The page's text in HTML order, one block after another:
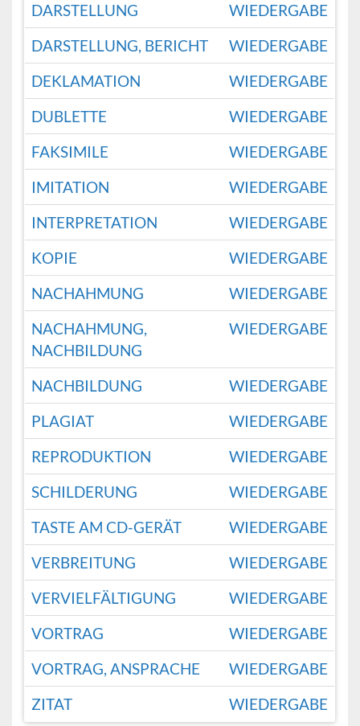
DARSTELLUNG
WIEDERGABE
DARSTELLUNG, BERICHT
WIEDERGABE
DEKLAMATION
WIEDERGABE
DUBLETTE
WIEDERGABE
FAKSIMILE
WIEDERGABE
IMITATION
WIEDERGABE
INTERPRETATION
WIEDERGABE
KOPIE
WIEDERGABE
NACHAHMUNG
WIEDERGABE
NACHAHMUNG,
NACHBILDUNG
WIEDERGABE
NACHBILDUNG
WIEDERGABE
PLAGIAT
WIEDERGABE
REPRODUKTION
WIEDERGABE
SCHILDERUNG
WIEDERGABE
TASTE AM CD-GERÄT
WIEDERGABE
VERBREITUNG
WIEDERGABE
VERVIELFÄLTIGUNG
WIEDERGABE
VORTRAG
WIEDERGABE
VORTRAG, ANSPRACHE
WIEDERGABE
ZITAT
WIEDERGABE